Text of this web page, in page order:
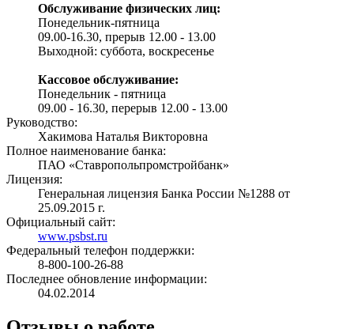
Обслуживание физических лиц:
Понедельник-пятница
09.00-16.30, прерыв 12.00 - 13.00
Выходной: суббота, воскресенье
Кассовое обслуживание:
Понедельник - пятница
09.00 - 16.30, перерыв 12.00 - 13.00
Руководство:
Хакимова Наталья Викторовна
Полное наименование банка:
ПАО «Ставропольпромстройбанк»
Лицензия:
Генеральная лицензия Банка России №1288 от
25.09.2015 г.
Официальный сайт:
www.psbst.ru
Федеральный телефон поддержки:
8-800-100-26-88
Последнее обновление информации:
04.02.2014